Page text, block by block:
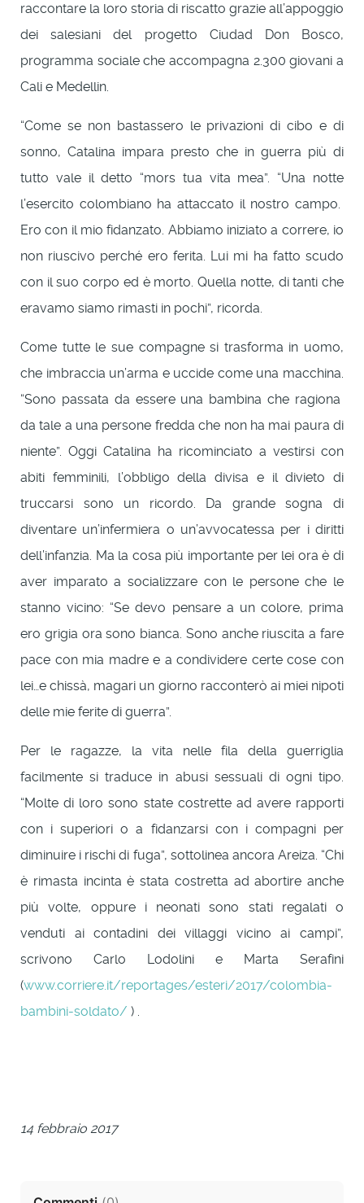
raccontare la loro storia di riscatto grazie all’appoggio
dei salesiani del progetto Ciudad Don Bosco,
programma sociale che accompagna 2.300 giovani a
Cali e Medellin.
“Come se non bastassero le privazioni di cibo e di
sonno, Catalina impara presto che in guerra più di
tutto vale il detto “mors tua vita mea”. “Una notte
l’esercito colombiano ha attaccato il nostro campo.
Ero con il mio fidanzato. Abbiamo iniziato a correre, io
non riuscivo perché ero ferita. Lui mi ha fatto scudo
con il suo corpo ed è morto. Quella notte, di tanti che
eravamo siamo rimasti in pochi”, ricorda.
Come tutte le sue compagne si trasforma in uomo,
che imbraccia un’arma e uccide come una macchina.
“Sono passata da essere una bambina che ragiona
da tale a una persone fredda che non ha mai paura di
niente”. Oggi Catalina ha ricominciato a vestirsi con
abiti femminili, l’obbligo della divisa e il divieto di
truccarsi sono un ricordo. Da grande sogna di
diventare un’infermiera o un’avvocatessa per i diritti
dell’infanzia. Ma la cosa più importante per lei ora è di
aver imparato a socializzare con le persone che le
stanno vicino: “Se devo pensare a un colore, prima
ero grigia ora sono bianca. Sono anche riuscita a fare
pace con mia madre e a condividere certe cose con
lei…e chissà, magari un giorno racconterò ai miei nipoti
delle mie ferite di guerra”.
Per le ragazze, la vita nelle fila della guerriglia
facilmente si traduce in abusi sessuali di ogni tipo.
“Molte di loro sono state costrette ad avere rapporti
con i superiori o a fidanzarsi con i compagni per
diminuire i rischi di fuga”, sottolinea ancora Areiza. “Chi
è rimasta incinta è stata costretta ad abortire anche
più volte, oppure i neonati sono stati regalati o
venduti ai contadini dei villaggi vicino ai campi”,
scrivono Carlo Lodolini e Marta Serafini
(www.corriere.it/reportages/esteri/2017/colombia-
bambini-soldato/ ) .
14 febbraio 2017